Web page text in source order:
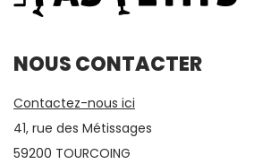
NOUS CONTACTER
Contactez-nous ici
41, rue des Métissages
59200 TOURCOING